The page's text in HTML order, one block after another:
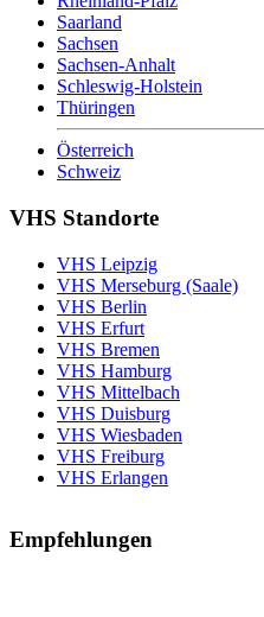
Saarland
Sachsen
Sachsen-Anhalt
Schleswig-Holstein
Thüringen
Österreich
Schweiz
VHS Standorte
VHS Leipzig
VHS Merseburg (Saale)
VHS Berlin
VHS Erfurt
VHS Bremen
VHS Hamburg
VHS Mittelbach
VHS Duisburg
VHS Wiesbaden
VHS Freiburg
VHS Erlangen
Empfehlungen